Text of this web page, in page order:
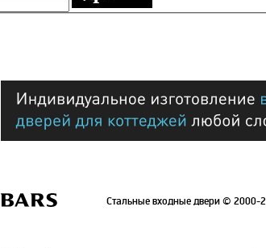
Стальные входные двери© 2000-